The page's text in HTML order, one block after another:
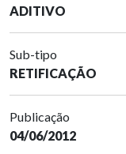
ADITIVO
Sub-tipo
RETIFICAÇÃO
Publicação
04/06/2012